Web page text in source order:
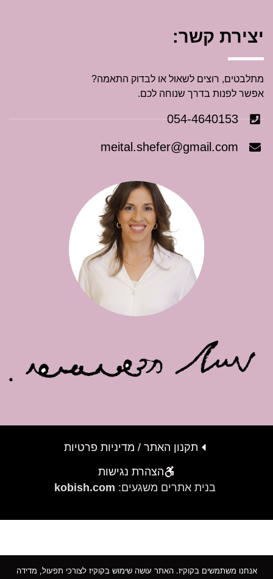
יצירת קשר:
מתלבטים, רוצים לשאול או לבדוק התאמה?
אפשר לפנות בדרך שנוחה לכם.
054-4640153
meital.shefer@gmail.com
תקנון האתר / מדיניות פרטיות
הצהרת נגישות
בנית אתרים משגעים:
אנחנו משתמשים בקוקיז. האתר עושה שימוש בקוקיז לצורכי תפעול, מדידה